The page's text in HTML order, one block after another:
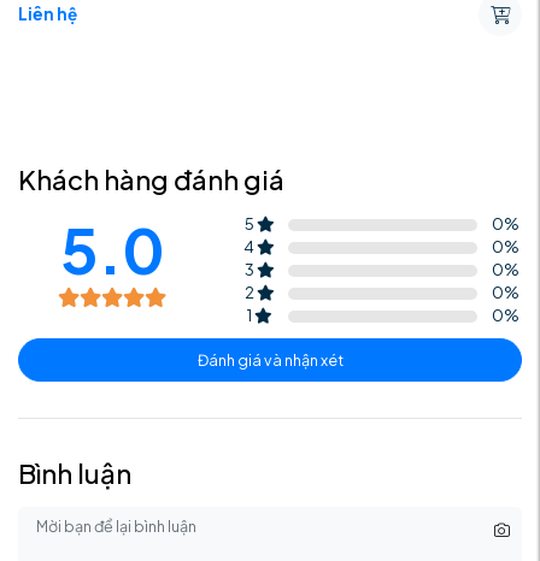
Liên hệ
Khách hàng đánh giá
5.0 5 0%
4
0%
3
0%
2
0%
1
0%
Đánh giá và nhận xét
Bình luận